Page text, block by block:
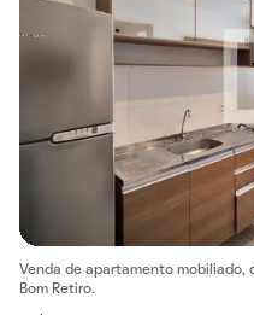
Venda de apartamento mobiliado,
Bom Retiro.